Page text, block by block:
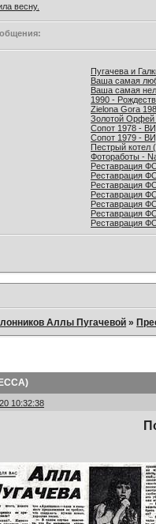
весну.
Пугачева и
Ваша самая
Ваша самая
1990 -
Zielona Gora
Золотой
Сопот 1978 -
Сопот 1979 -
Пестрый котел
Фотоработы -
Реставрация
Реставрация
Реставрация
Реставрация
Реставрация
Реставрация
Реставрация
Аллы Пугачевой »
10:32:38